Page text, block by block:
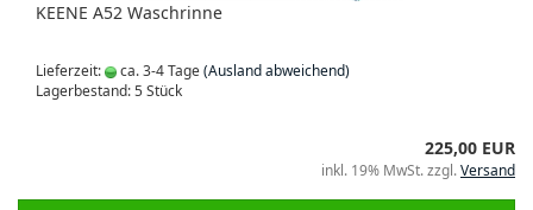
KEENE A52 Waschrinne
Lieferzeit: ca. 3-4 Tage(Ausland abweichend)
Lagerbestand: 5 Stück
225,00 EUR
inkl. 19% MwSt. zzgl.Versand